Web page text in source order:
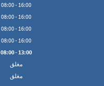
08:00- 16:00
08:00- 16:00
08:00- 16:00
08:00- 16:00
08:00- 13:00
مغلق
مغلق